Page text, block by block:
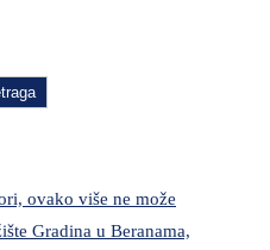
ovako više ne može
Gradina u Beranama,